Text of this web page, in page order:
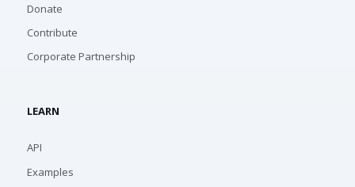
Donate
Contribute
Corporate Partnership
LEARN
API
Examples